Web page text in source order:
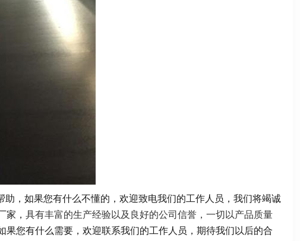
，如果您有什么不懂的，欢迎致电我们的工作人员，我们将竭诚
家， 具有丰富的生产经验以及良好的公司信誉，一切以产品质量
果您有什么需要，欢迎联系我们的工作人员，期待我们以后的合